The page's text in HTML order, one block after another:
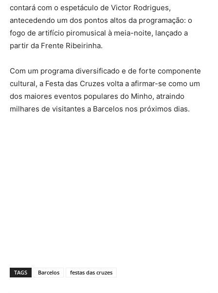
contará com o espetáculo de Victor Rodrigues,
antecedendo um dos pontos altos da programação: o
fogo de artifício piromusical à meia-noite, lançado a
partir da Frente Ribeirinha.
Com um programa diversificado e de forte componente
cultural, a Festa das Cruzes volta a afirmar-se como um
dos maiores eventos populares do Minho, atraindo
milhares de visitantes a Barcelos nos próximos dias.
TAGS Barcelos festas das cruzes